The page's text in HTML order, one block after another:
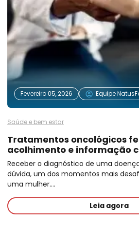
Fevereiro 05, 2026 Equipe
Saúde e bem estar
Tratamentos oncológicos
acolhimento e informação
Receber o diagnóstico de uma
dúvida, um dos momentos mais
uma mulher.…
Leia agora